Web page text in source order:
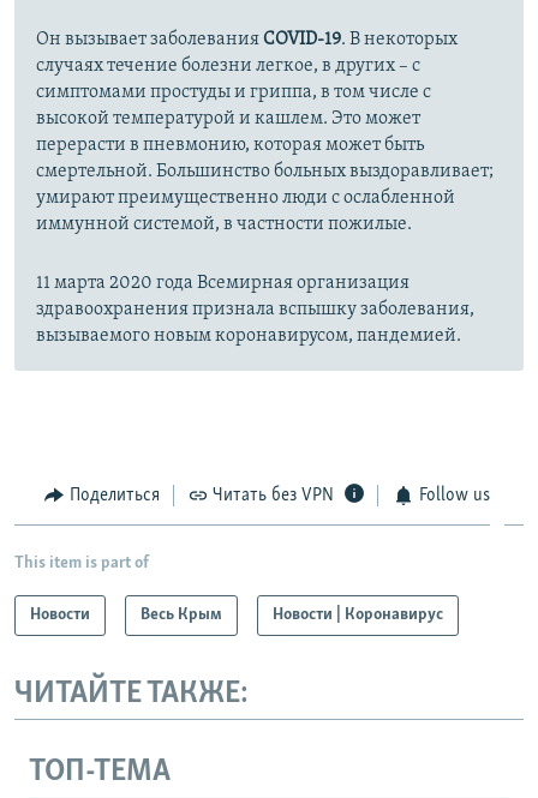
Он вызывает заболеванияCOVID-19. В некоторых
случаях течение болезни легкое, в других – с
симптомами простуды и гриппа, в том числе с
высокой температурой и кашлем. Это может
перерасти в пневмонию, которая может быть
смертельной. Большинство больных выздоравливает;
умирают преимущественно люди с ослабленной
иммунной системой, в частности пожилые.
11 марта 2020 года Всемирная организация
здравоохранения признала вспышку заболевания,
вызываемого новым коронавирусом, пандемией.
Поделиться Читать без VPN Follow us
This item is part of
Новости Весь Крым Новости | Коронавирус
ЧИТАЙТЕ ТАКЖЕ:
ТОП-ТЕМА